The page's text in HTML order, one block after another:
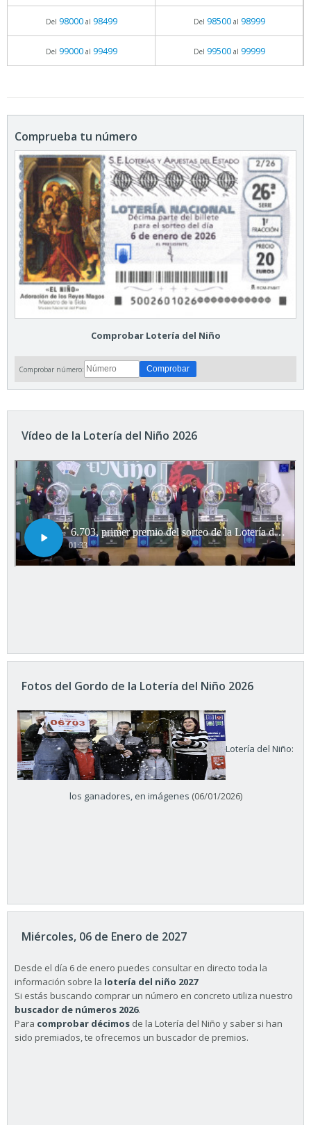
Del 98000al 98499 Del 98500al 98999
Del 99000al 99499 Del 99500al 99999
Comprueba tu número
Comprobar Lotería del Niño
Comprobar número:
Vídeo de la Lotería del Niño 2026
Fotos del Gordo de la Lotería del Niño 2026
Lotería del Niño:
los ganadores, en imágenes (06/01/2026)
Miércoles, 06 de Enero de 2027
Desde el día 6 de enero puedes consultar en directo toda la
información sobre la lotería del niño 2027
Si estás buscando comprar un número en concreto utiliza nuestro
buscador de números 2026.
Para comprobar décimos de la Lotería del Niño y saber si han
sido premiados, te ofrecemos un buscador de premios.